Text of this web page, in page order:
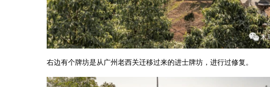
右边有个牌坊是从广州老西关迁移过来的进士牌坊，进行过修复。